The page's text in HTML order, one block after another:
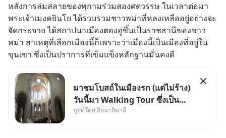
หลังการล่มสลายของพุกามร่วมสองศตวรรษ ในเวลาต่อมา
พระเจ้าเมงคยินโย ได้รวบรวมชาวพม่าที่หลงเหลืออยู่อย่างจะ
จัดกระจาย ได้สถาปนาเมืองตองอูขึ้นเป็นราชธานีของชาว
พม่า สาเหตุที่เลือกเมืองนี้ก็เพราะว่าเมืองนี้เป็นเมืองที่อยู่ใน
ขุนเขา ซึ่งเป็นปราการที่เข้มแข็งหลักฐานมั่นคงดี
มาชมโบสถ์ในเมืองรก (แต่ไม่ร้าง)
วันนี้มา Walking Tour ซึ่งเป็น
กิจกรรมสุดแสนจะโปรดปรานของ
บูสต์โดย อิจฉาอิตาลี